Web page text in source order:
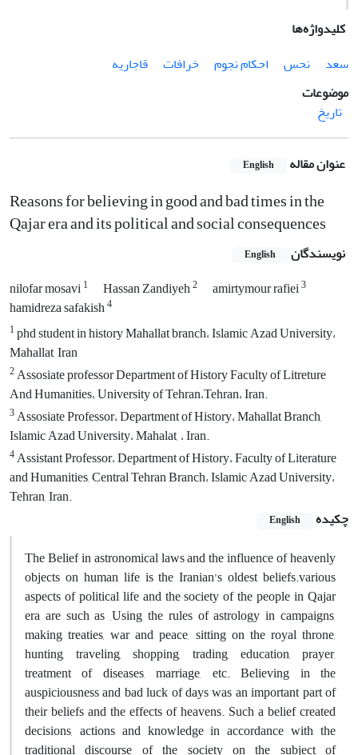
کلیدواژه‌ها
سعد
نحس احکام نجوم خرافات
قاجاریه
موضوعات
تاریخ
عنوان مقاله English
Reasons for believing in good and bad times in the
Qajar era and its political and social consequences
نویسندگان English
nilofar mosavi1 Hassan Zandiyeh2 amirtymour rafiei3
hamidreza safakish4
1phd student in history Mahallat branch، Islamic Azad University،
Mahallat, Iran
2Assosiate professor Department of History Faculty of Litreture
And Humanities، University of Tehran،Tehran، Iran.
3Assosiate Professor، Department of History، Mahallat Branch,
Islamic Azad University، Mahalat, ، Iran.
4Assistant Professor، Department of History، Faculty of Literature
and Humanities, Central Tehran Branch، Islamic Azad University،
Tehran, Iran.
چکیده
English
The Belief in astronomical laws and the influence of heavenly
objects on human life is the Iranian’s oldest beliefs.various
aspects of political life and the society of the people in Qajar
era are such as ,Using the rules of astrology in campaigns,
making treaties, war and peace, sitting on the royal throne,
hunting, traveling, shopping, trading, education, prayer,
treatment of diseases, marriage, etc. Believing in the
auspiciousness and bad luck of days was an important part of
their beliefs and the effects of heavens. Such a belief created
decisions, actions and knowledge in accordance with the
traditional discourse of the society on the subject of